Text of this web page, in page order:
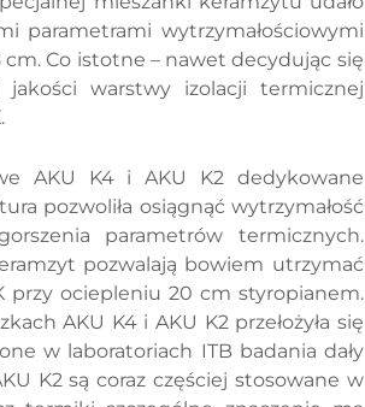
parametrami wytrzymałościowymi
Co istotne – nawet decydując się
warstwy izolacji termicznej
AKU K4 i AKU K2 dedykowane
pozwoliła osiągnąć wytrzymałość
parametrów termicznych.
pozwalają bowiem utrzymać
przy ociepleniu 20 cm styropianem.
AKU K4 i AKU K2 przełożyła się
w laboratoriach ITB badania dały
K2 są coraz częściej stosowane w